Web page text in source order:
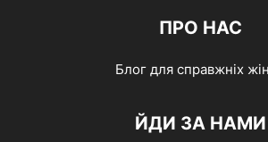
ПРО НАС
Блог для справжніх
ЙДИ ЗА НАМИ